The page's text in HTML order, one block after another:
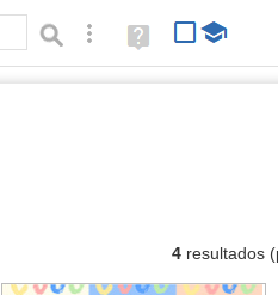
Búsqueda avanzada
Ayuda
(en
4resultados